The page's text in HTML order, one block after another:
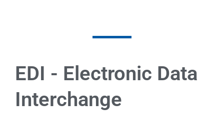
EDI - Electronic Data
Interchange